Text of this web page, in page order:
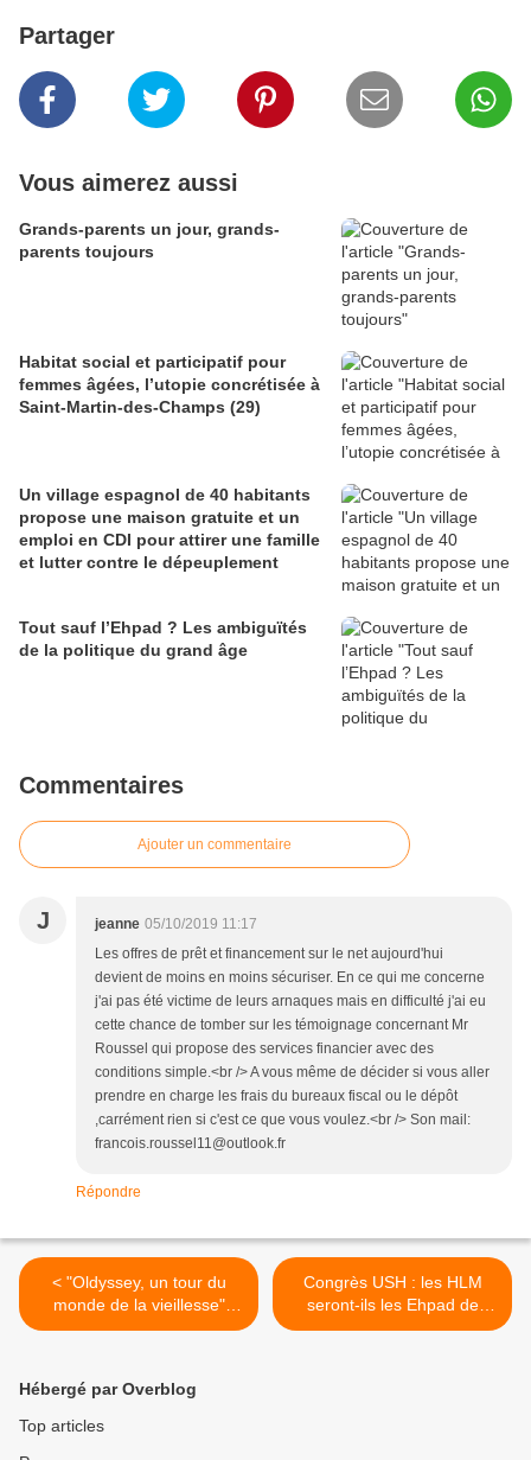
Partager
Vous aimerez aussi
Grands-parents un jour, grands-
parents toujours
Habitat social et participatif pour
femmes âgées, l’utopie concrétisée à
Saint-Martin-des-Champs (29)
Un village espagnol de 40 habitants
propose une maison gratuite et un
emploi en CDI pour attirer une famille
et lutter contre le dépeuplement
Tout sauf l’Ehpad ? Les ambiguïtés
de la politique du grand âge
Commentaires
Ajouter un commentaire
J jeanne 05/10/2019 11:17
Les offres de prêt et financement sur le net aujourd'hui
devient de moins en moins sécuriser. En ce qui me concerne
j'ai pas été victime de leurs arnaques mais en difficulté j'ai eu
cette chance de tomber sur les témoignage concernant Mr
Roussel qui propose des services financier avec des
conditions simple.<br /> A vous même de décider si vous aller
prendre en charge les frais du bureaux fiscal ou le dépôt
,carrément rien si c'est ce que vous voulez.<br /> Son mail:
francois.roussel11@outlook.fr
Répondre
< "Oldyssey, un tour du
monde de la vieillesse"
avec projection débat, le 8
Congrès USH : les HLM
seront-ils les Ehpad de
demain ? >
Hébergé par Overblog
Top articles